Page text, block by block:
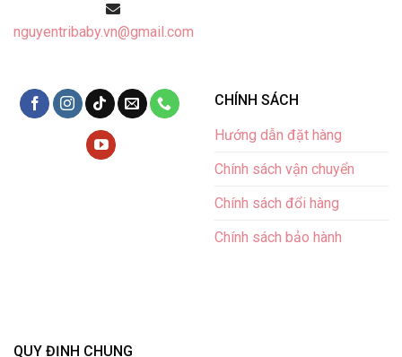
nguyentribaby.vn@gmail.com
CHÍNH SÁCH
Hướng dẫn đặt hàng
Chính sách vận chuyển
Chính sách đổi hàng
Chính sách bảo hành
QUY ĐỊNH CHUNG